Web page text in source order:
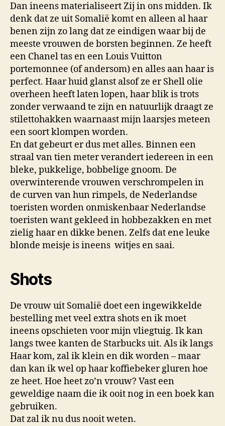
Dan ineens materialiseert Zij in ons midden. Ik
denk dat ze uit Somalië komt en alleen al haar
benen zijn zo lang dat ze eindigen waar bij de
meeste vrouwen de borsten beginnen. Ze heeft
een Chanel tas en een Louis Vuitton
portemonnee (of andersom) en alles aan haar is
perfect. Haar huid glanst alsof ze er Shell olie
overheen heeft laten lopen, haar blik is trots
zonder verwaand te zijn en natuurlijk draagt ze
stilettohakken waarnaast mijn laarsjes meteen
een soort klompen worden.
En dat gebeurt er dus met alles. Binnen een
straal van tien meter verandert iedereen in een
bleke, pukkelige, bobbelige gnoom. De
overwinterende vrouwen verschrompelen in
de curven van hun rimpels, de Nederlandse
toeristen worden onmiskenbaar Nederlandse
toeristen want gekleed in hobbezakken en met
zielig haar en dikke benen. Zelfs dat ene leuke
blonde meisje is ineens witjes en saai.
Shots
De vrouw uit Somalië doet een ingewikkelde
bestelling met veel extra shots en ik moet
ineens opschieten voor mijn vliegtuig. Ik kan
langs twee kanten de Starbucks uit. Als ik langs
Haar kom, zal ik klein en dik worden – maar
dan kan ik wel op haar koffiebeker gluren hoe
ze heet. Hoe heet zo’n vrouw? Vast een
geweldige naam die ik ooit nog in een boek kan
gebruiken.
Dat zal ik nu dus nooit weten.